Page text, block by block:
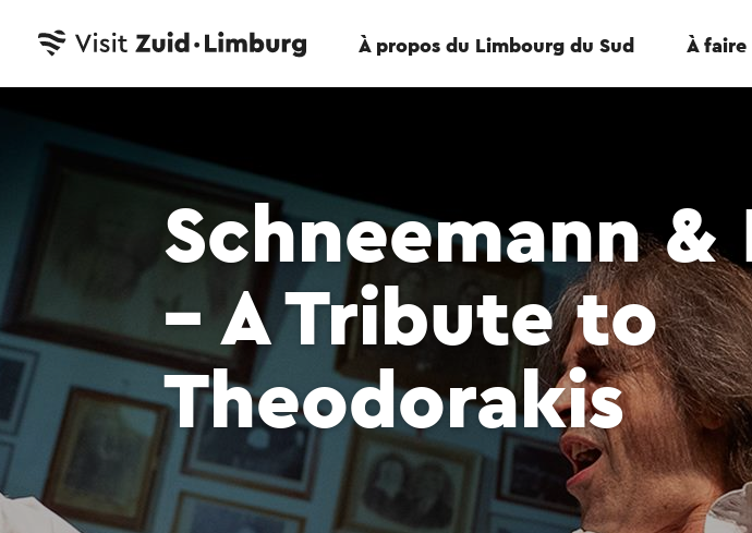
À propos du Limbourg du Sud À faire
Schneemann &
– A Tribute to
Theodorakis